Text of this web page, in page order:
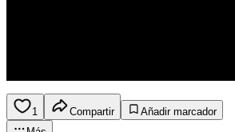
1 Compartir
Añadir marcador